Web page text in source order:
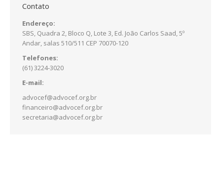
Contato
Endereço:
SBS, Quadra 2, Bloco Q, Lote 3, Ed. João Carlos Saad, 5º
Andar, salas 510/511 CEP 70070-120
Telefones:
(61) 3224-3020
E-mail:
advocef@advocef.org.br
financeiro@advocef.org.br
secretaria@advocef.org.br